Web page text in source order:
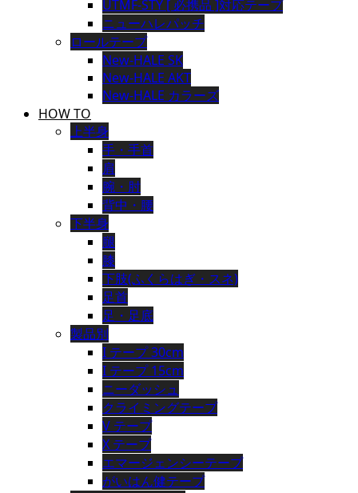
UTMF-STY [ 必携品 ]対応テープ
ニューハレパッチ
ロールテープ
New-HALE SK
New-HALE AKT
New-HALE カラーズ
HOW TO
上半身
手・手首
肩
腕・肘
背中・腰
下半身
腿
膝
下肢(ふくらはぎ・スネ)
足首
足・足底
製品別
I テープ 30cm
I テープ 15cm
ニーダッシュ
クライミングテープ
V テープ
X テープ
エマージェンシーテープ
がいはん健テープ